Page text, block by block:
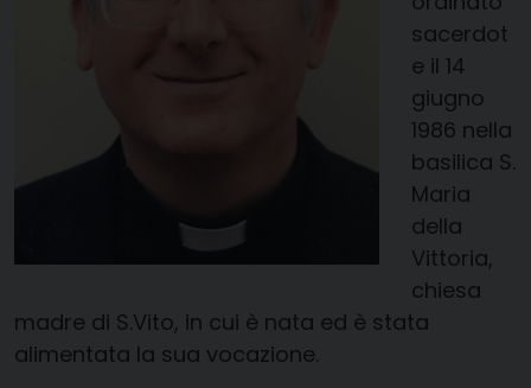
sacerdot
e il 14
giugno
1986 nella
basilica S.
Maria
della
Vittoria,
chiesa
madre di S.Vito, in cui è nata ed è stata
alimentata la sua vocazione.